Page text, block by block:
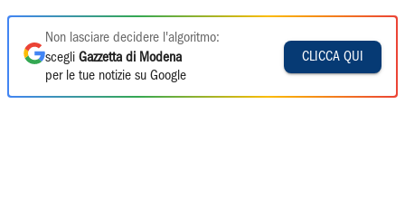
Non lasciare decidere l'algoritmo:
scegli Gazzetta di Modena
per le tue notizie su Google
CLICCA QUI